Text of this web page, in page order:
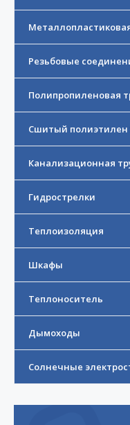
Резьбовые
Полипропиленовая
Сшитый полиэтилен
Канализационная
Гидрострелки
Теплоизоляция
Шкафы
Теплоноситель
Дымоходы
Солнечные